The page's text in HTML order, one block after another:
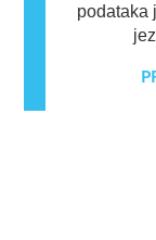
podataka